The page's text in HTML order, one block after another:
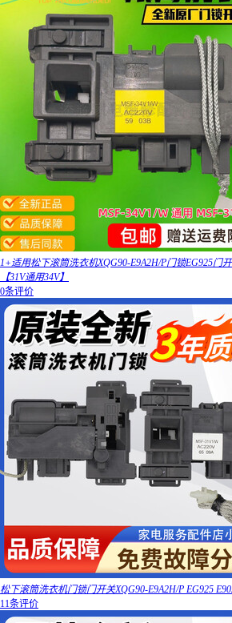
1+适用松下滚筒洗衣机XQG90-E9A2H/P门锁EG925门
【31V通用34V】
0条评价
松下滚筒洗衣机门锁门开关XQG90-E9A2H/P EG925
11条评价